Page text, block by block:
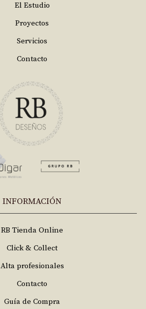
El Estudio
Proyectos
Servicios
Contacto
INFORMACIÓN
RB Tienda Online
Click & Collect
Alta profesionales
Contacto
Guía de Compra